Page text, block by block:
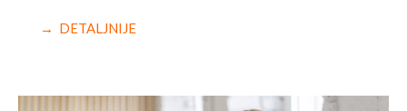
→ DETALJNIJE